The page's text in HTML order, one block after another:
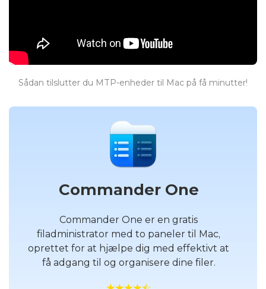
Sådan tilslutter du MTP-enheder til Mac på få minutter!
Commander One
Commander One er en gratis
filadministrator med to paneler til Mac,
oprettet for at hjælpe dig med effektivt at
få adgang til og organisere dine filer.